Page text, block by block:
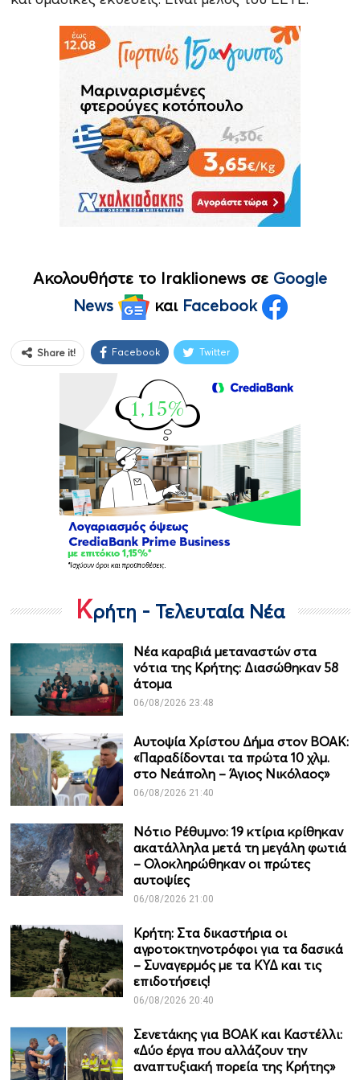
Ακολουθήστε το Iraklionews σε Google
News
και Facebook
Share it! Facebook Twitter
Κρήτη - Τελευταία Νέα
Νέα καραβιά μεταναστών στα
νότια της Κρήτης: Διασώθηκαν 58
άτομα
06/08/2026 23:48
Αυτοψία Χρίστου Δήμα στον ΒΟΑΚ:
«Παραδίδονται τα πρώτα 10 χλμ.
στο Νεάπολη – Άγιος Νικόλαος»
06/08/2026 21:40
Νότιο Ρέθυμνο: 19 κτίρια κρίθηκαν
ακατάλληλα μετά τη μεγάλη φωτιά
– Ολοκληρώθηκαν οι πρώτες
αυτοψίες
06/08/2026 21:00
Κρήτη: Στα δικαστήρια οι
αγροτοκτηνοτρόφοι για τα δασικά
– Συναγερμός με τα ΚΥΔ και τις
επιδοτήσεις!
06/08/2026 20:40
Σενετάκης για ΒΟΑΚ και Καστέλλι:
«Δύο έργα που αλλάζουν την
αναπτυξιακή πορεία της Κρήτης»